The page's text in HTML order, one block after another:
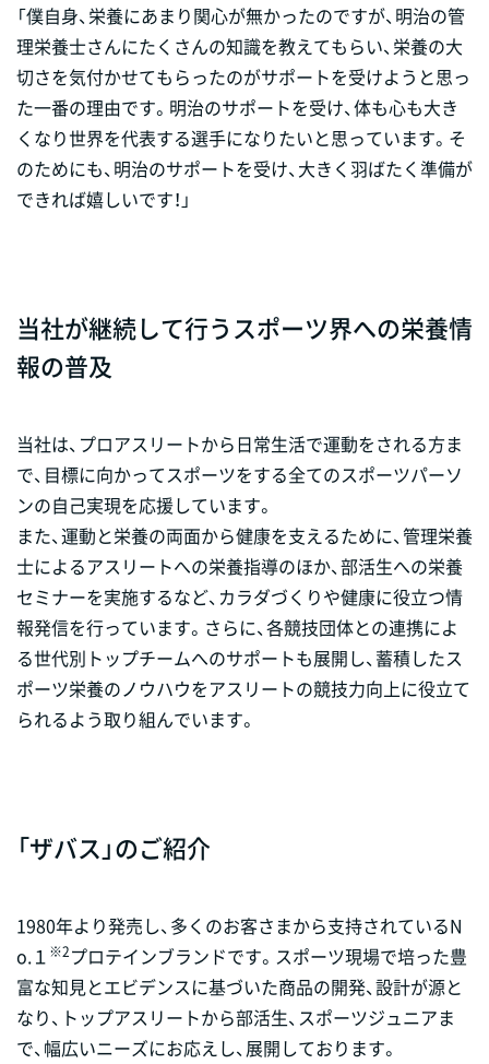
「僕自身、栄養にあまり関心が無かったのですが、明治の管
理栄養士さんにたくさんの知識を教えてもらい、栄養の大
切さを気付かせてもらったのがサポートを受けようと思っ
た一番の理由です。明治のサポートを受け、体も心も大き
くなり世界を代表する選手になりたいと思っています。そ
のためにも、明治のサポートを受け、大きく羽ばたく準備が
できれば嬉しいです！」
当社が継続して行うスポーツ界への栄養情
報の普及
当社は、プロアスリートから日常生活で運動をされる方ま
で、目標に向かってスポーツをする全てのスポーツパーソ
ンの自己実現を応援しています。
また、運動と栄養の両面から健康を支えるために、管理栄養
士によるアスリートへの栄養指導のほか、部活生への栄養
セミナーを実施するなど、カラダづくりや健康に役立つ情
報発信を行っています。さらに、各競技団体との連携によ
る世代別トップチームへのサポートも展開し、蓄積したス
ポーツ栄養のノウハウをアスリートの競技力向上に役立て
られるよう取り組んでいます。
「ザバス」のご紹介
1980年より発売し、多くのお客さまから支持されているN
o.１ ※2プロテインブランドです。スポーツ現場で培った豊
富な知見とエビデンスに基づいた商品の開発、設計が源と
なり、トップアスリートから部活生、スポーツジュニアま
で、幅広いニーズにお応えし、展開しております。